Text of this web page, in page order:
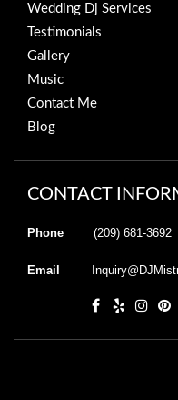
Wedding Dj Services
Testimonials
Gallery
Music
Contact Me
Blog
CONTACT
Phone (209) 681-3692
Email